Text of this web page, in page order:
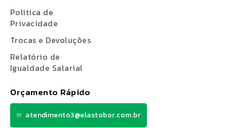
Politica de
Privacidade
Trocas e Devoluções
Relatório de
Igualdade Salarial
Orçamento Rápido
atendimento3@elastobor.com.br